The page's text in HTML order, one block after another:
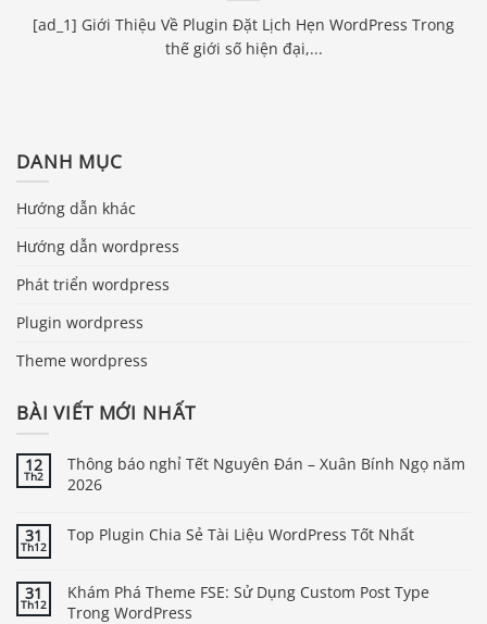
[ad_1] Giới Thiệu Về Plugin Đặt Lịch Hẹn WordPress Trong
thế giới số hiện đại,...
DANH MỤC
Hướng dẫn khác
Hướng dẫn wordpress
Phát triển wordpress
Plugin wordpress
Theme wordpress
BÀI VIẾT MỚI NHẤT
12
Th2
Thông báo nghỉ Tết Nguyên Đán – Xuân Bính Ngọ năm
2026
31
Th12
Top Plugin Chia Sẻ Tài Liệu WordPress Tốt Nhất
31
Th12
Khám Phá Theme FSE: Sử Dụng Custom Post Type
Trong WordPress